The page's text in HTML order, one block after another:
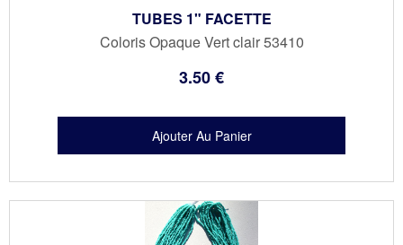
TUBES 1" FACETTE
Coloris Opaque Vert clair 53410
3.50€